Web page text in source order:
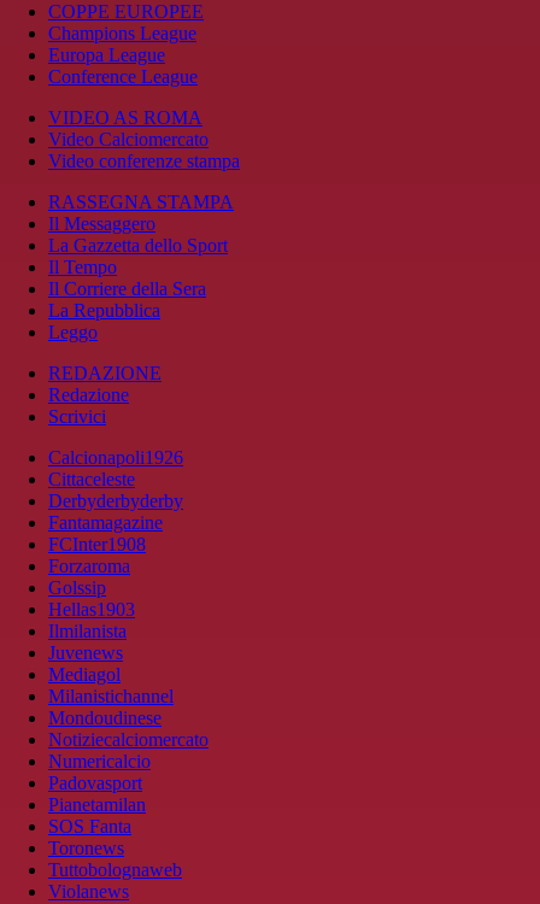
COPPE EUROPEE
Champions League
Europa League
Conference League
VIDEO AS ROMA
Video Calciomercato
Video conferenze stampa
RASSEGNA STAMPA
Il Messaggero
La Gazzetta dello Sport
Il Tempo
Il Corriere della Sera
La Repubblica
Leggo
REDAZIONE
Redazione
Scrivici
Calcionapoli1926
Cittaceleste
Derbyderbyderby
Fantamagazine
FCInter1908
Forzaroma
Golssip
Hellas1903
Ilmilanista
Juvenews
Mediagol
Milanistichannel
Mondoudinese
Notiziecalciomercato
Numericalcio
Padovasport
Pianetamilan
SOS Fanta
Toronews
Tuttobolognaweb
Violanews